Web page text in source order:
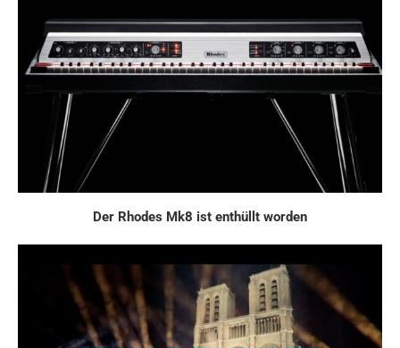
Der Rhodes Mk8 ist enthüllt worden